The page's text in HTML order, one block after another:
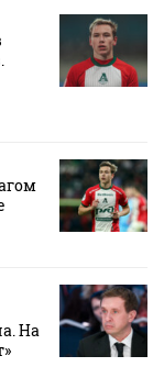
На